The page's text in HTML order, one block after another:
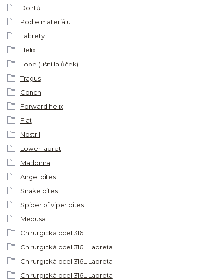
Do rtů
Podle materiálu
Labrety
Helix
Lobe (ušní lalůček)
Tragus
Conch
Forward helix
Flat
Nostril
Lower labret
Madonna
Angel bites
Snake bites
Spider of viper bites
Medusa
Chirurgická ocel 316L
Chirurgická ocel 316L Labreta
Chirurgická ocel 316L Labreta
Chirurgická ocel 316L Labreta